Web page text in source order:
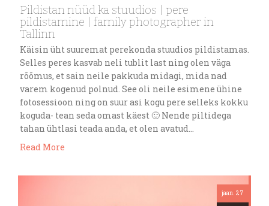
Pildistan nüüd ka stuudios | pere
pildistamine | family photographer in
Tallinn
Käisin üht suuremat perekonda stuudios pildistamas.
Selles peres kasvab neli tublit last ning olen väga
rõõmus, et sain neile pakkuda midagi, mida nad
varem kogenud polnud. See oli neile esimene ühine
fotosessioon ning on suur asi kogu pere selleks kokku
koguda- tean seda omast käest 🙂 Nende piltidega
tahan ühtlasi teada anda, et olen avatud…
Read More
jaan. 27